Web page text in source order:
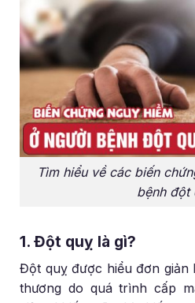
Tìm hiểu về các biến
bệnh đột
1. Đột quỵ là gì?
Đột quỵ được hiểu đơn giản
thương do quá trình cấp